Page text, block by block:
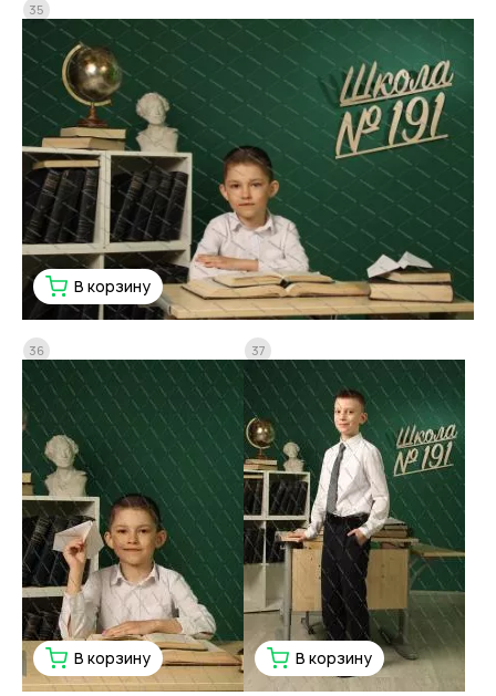
В корзину
35
В корзину
36
В корзину
37